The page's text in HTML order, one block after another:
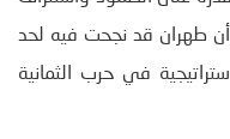
أن طهران قد نجحت فيه لحد
في حرب الثمانية